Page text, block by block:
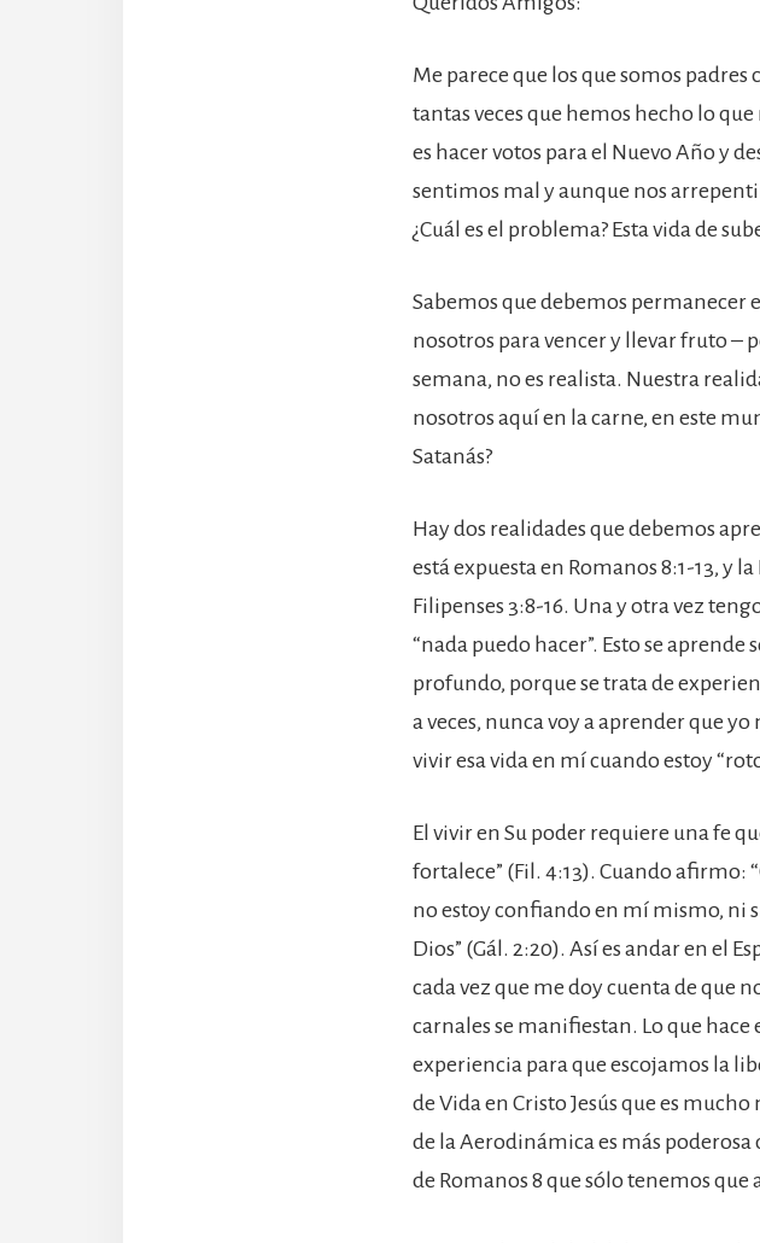
Me parece que los que somos
tantas veces que hemos hecho lo
es hacer votos para el Nuevo Año y
sentimos mal y aunque nos
¿Cuál es el problema? Esta vida de
Sabemos que debemos permanecer
nosotros para vencer y llevar fruto –
semana, no es realista. Nuestra
nosotros aquí en la carne, en este
Satanás?
Hay dos realidades que debemos
está expuesta en Romanos 8:1-13, y
Filipenses 3:8-16. Una y otra vez
“nada puedo hacer”. Esto se
profundo, porque se trata de
a veces, nunca voy a aprender que
vivir esa vida en mí cuando estoy
El vivir en Su poder requiere una fe
fortalece” (Fil. 4:13). Cuando afirmo:
no estoy confiando en mí mismo, ni
Dios” (Gál. 2:20). Así es andar en el
cada vez que me doy cuenta de que
carnales se manifiestan. Lo que hace
experiencia para que escojamos la
de Vida en Cristo Jesús que es
de la Aerodinámica es más poderosa
de Romanos 8 que sólo tenemos